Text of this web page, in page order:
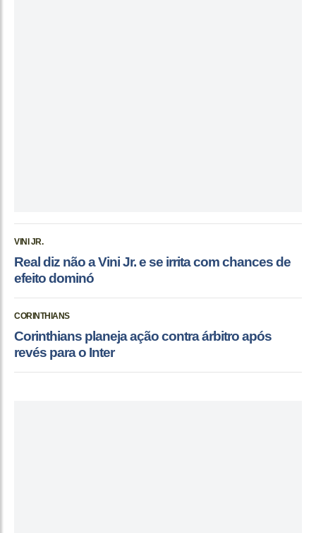
VINI JR.
Real diz não a Vini Jr. e se irrita com chances de
efeito dominó
CORINTHIANS
Corinthians planeja ação contra árbitro após
revés para o Inter